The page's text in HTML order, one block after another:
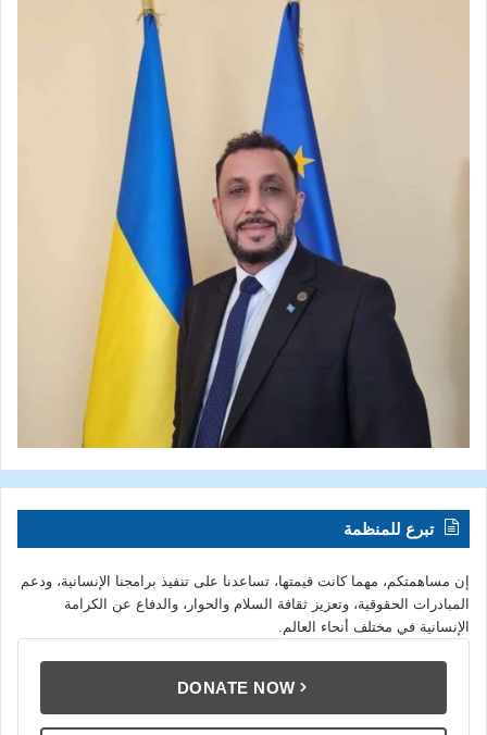
تبرع للمنظمة
إن مساهمتكم، مهما كانت قيمتها، تساعدنا على تنفيذ برامجنا الإنسانية، ودعم
المبادرات الحقوقية، وتعزيز ثقافة السلام والحوار، والدفاع عن الكرامة
الإنسانية في مختلف أنحاء العالم.
DONATE NOW